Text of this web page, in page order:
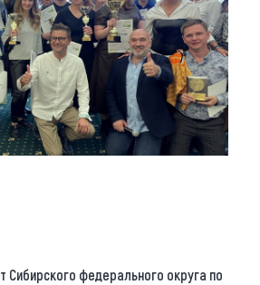
Сибирского федерального округа по